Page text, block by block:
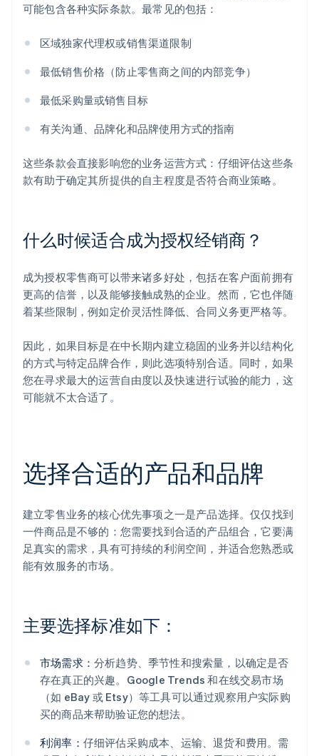
可能包含各种实际条款。最常见的包括：
区域独家代理权或销售渠道限制
最低销售价格（防止零售商之间的内部竞争）
最低采购量或销售目标
有关沟通、品牌化和品牌使用方式的指南
这些条款会直接影响您的业务运营方式：仔细评估这些条
款有助于确定其所提供的自主程度是否符合商业策略。
什么时候适合成为授权经销商？
成为授权零售商可以带来诸多好处，包括在客户面前拥有
更高的信誉，以及能够接触成熟的企业。然而，它也伴随
着某些限制，例如定价灵活性降低、合同义务更严格等。
因此，如果目标是在中长期内建立稳固的业务并以结构化
的方式与特定品牌合作，则此选项特别合适。同时，如果
您在寻求最大的运营自由度以及快速进行试验的能力，这
可能就不太合适了。
选择合适的产品和品牌
建立零售业务的核心优先事项之一是产品选择。仅仅找到
一件商品是不够的：您需要找到合适的产品组合，它要满
足真实的需求，具有可持续的利润空间，并适合您熟悉或
能有效服务的市场。
主要选择标准如下：
市场需求： 分析趋势、季节性和搜索量，以确定是否
存在真正的兴趣。Google Trends 和在线交易市场
（如 eBay 或 Etsy）等工具可以通过观察用户实际购
买的商品来帮助验证您的想法。
利润率： 仔细评估采购成本、运输、退货和费用。需